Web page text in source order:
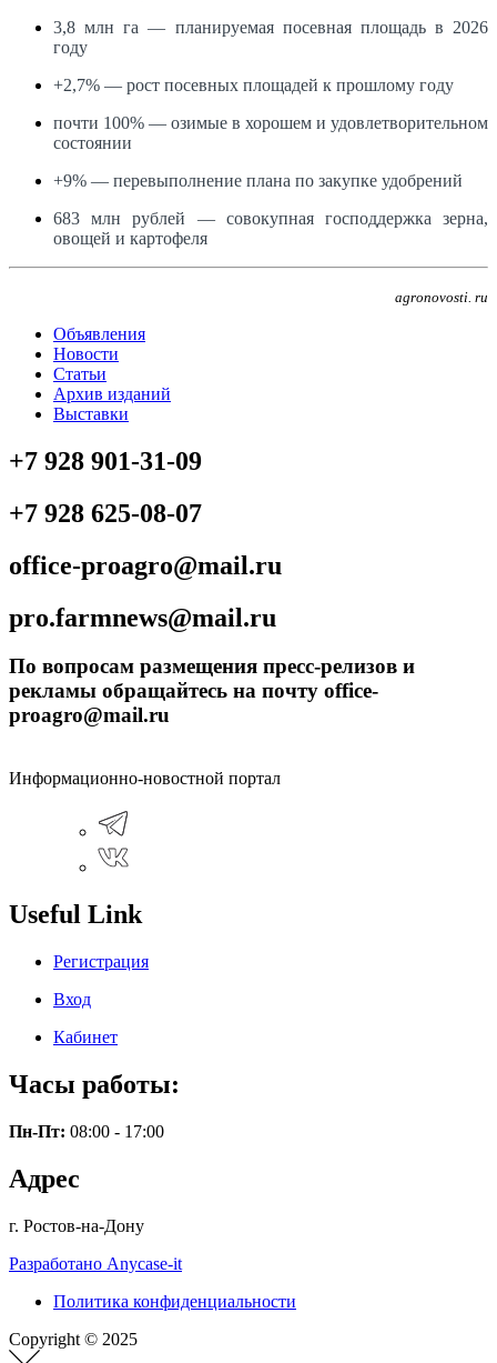
3,8 млн га — планируемая посевная площадь в 2026
году
+2,7% — рост посевных площадей к прошлому году
почти 100% — озимые в хорошем и удовлетворительном
состоянии
+9% — перевыполнение плана по закупке удобрений
683 млн рублей — совокупная господдержка зерна,
овощей и картофеля
agronovosti. ru
Объявления
Новости
Статьи
Архив изданий
Выставки
+7 928 901-31-09
+7 928 625-08-07
office-proagro@mail.ru
pro.farmnews@mail.ru
По вопросам размещения пресс-релизов и
рекламы обращайтесь на почту office-
proagro@mail.ru
Информационно-новостной портал
Useful Link
Регистрация
Вход
Кабинет
Часы работы:
Пн-Пт: 08:00 - 17:00
Адрес
г. Ростов-на-Дону
Разработано Anycase-it
Политика конфиденциальности
Copyright © 2025